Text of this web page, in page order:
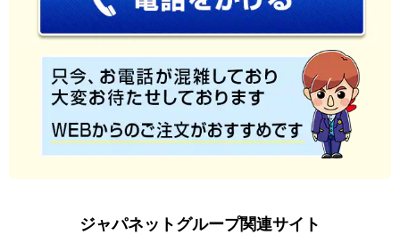
ジャパネットグループ関連サイト